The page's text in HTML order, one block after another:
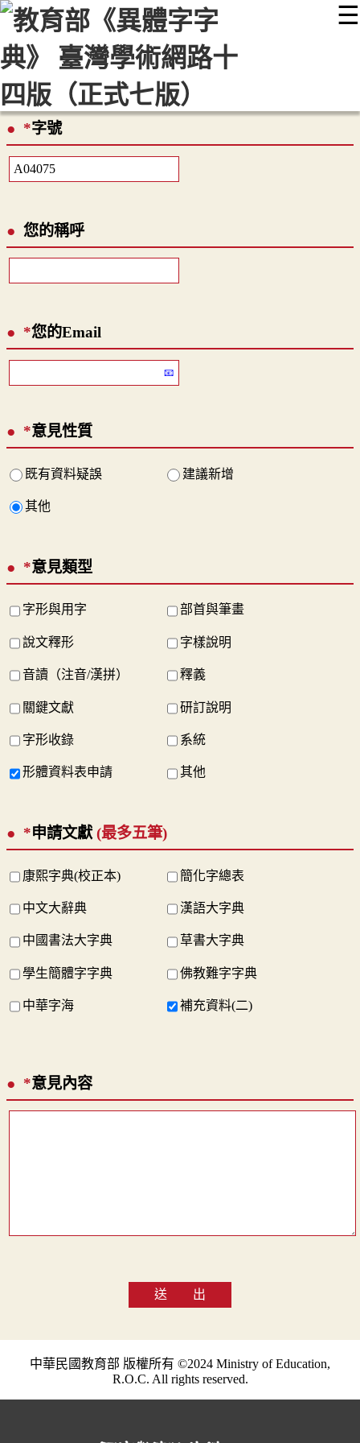
☰
::: 最新消息 常見問題 編輯說明
顯示模式
網站導覽
*字號
您的稱呼
*您的Email
*意見性質
既有資料疑誤 建議新增
其他
*意見類型
字形與用字 部首與筆畫
說文釋形 字樣說明
音讀（注音/漢拼） 釋義
關鍵文獻 研訂說明
字形收錄 系統
形體資料表申請 其他
*申請文獻 (最多五筆)
康熙字典(校正本) 簡化字總表
中文大辭典 漢語大字典
中國書法大字典 草書大字典
學生簡體字字典 佛教難字字典
中華字海 補充資料(二)
*意見內容
送 出
中華民國教育部 版權所有 ©2024 Ministry of Education,
R.O.C. All rights reserved.